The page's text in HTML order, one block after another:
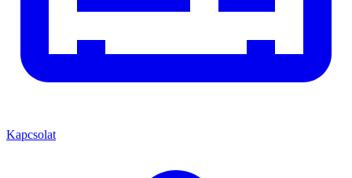
Kapcsolat